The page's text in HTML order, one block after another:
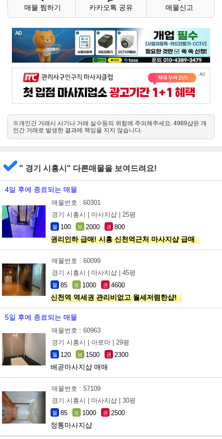
매물 찜하기 카카오톡 공유 매물신고
※개인간 거래시 사기나 거래 실수등의 위험에 주의해주세요. 4989샵은 개
인간 거래로 발생한 결과에 책임을 지지 않습니다.
" 경기 시흥시" 다른매물을 보여드려요!
4일 후에 종료되는 매물
매물번호 : 60301
경기 시흥시 |
마사지샵 | 25평
월 100 보 2000 권 800
권리인하 급매! 시흥 신천역근처 마사지샵 급매
매물번호 : 60099
경기 시흥시 |
마사지샵 | 45평
월 85 보 1000 권 4600
신천역 역세권 관리비없고 월세저렴한샵!
5일 후에 종료되는 매물
매물번호 : 60963
경기 시흥시 |
아로마 | 29평
월 120 보 1500 권 2300
배곧마사지샵 매매
매물번호 : 57109
경기 시흥시 |
마사지샵 | 30평
월 85 보 1000 권 2500
정통마사지샵